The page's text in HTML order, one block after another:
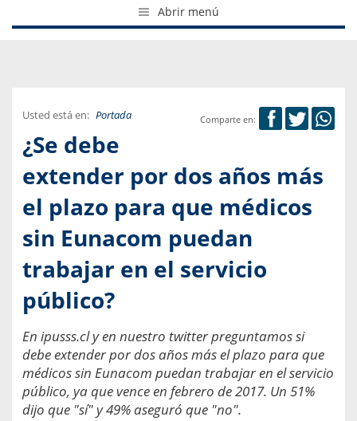
Abrir menú
Comparte en:
Usted está en: Portada
¿Se debe
extender por dos años más
el plazo para que médicos
sin Eunacom puedan
trabajar en el servicio
público?
En ipusss.cl y en nuestro twitter preguntamos si
debe extender por dos años más el plazo para que
médicos sin Eunacom puedan trabajar en el servicio
público, ya que vence en febrero de 2017. Un 51%
dijo que "sí" y 49% aseguró que "no".